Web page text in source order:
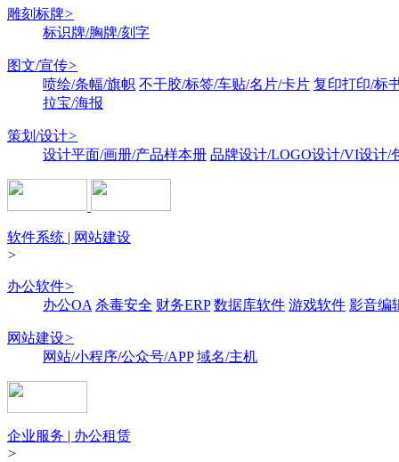
雕刻标牌>
标识牌/胸牌/刻字
图文/宣传>
喷绘/条幅/旗帜 不干胶/标签/车贴/名片/卡片 复印打印/标
拉宝/海报
策划/设计>
设计平面/画册/产品样本册 品牌设计/LOGO设计/VI设计/
软件系统 | 网站建设
>
办公软件>
办公OA 杀毒安全 财务ERP 数据库软件 游戏软件 影音编
网站建设>
网站/小程序/公众号/APP 域名/主机
企业服务 | 办公租赁
>